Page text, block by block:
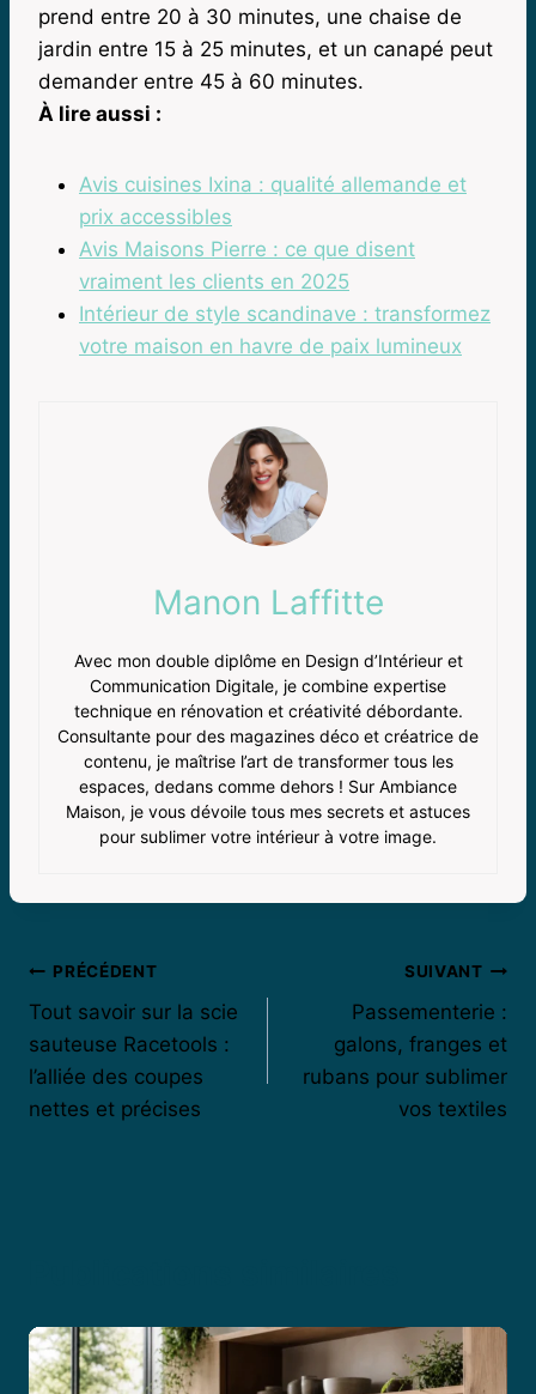
prend entre 20 à 30 minutes, une chaise de
jardin entre 15 à 25 minutes, et un canapé peut
demander entre 45 à 60 minutes.
À lire aussi :
Avis cuisines Ixina : qualité allemande et
prix accessibles
Avis Maisons Pierre : ce que disent
vraiment les clients en 2025
Intérieur de style scandinave : transformez
votre maison en havre de paix lumineux
Manon Laffitte
Avec mon double diplôme en Design d’Intérieur et
Communication Digitale, je combine expertise
technique en rénovation et créativité débordante.
Consultante pour des magazines déco et créatrice de
contenu, je maîtrise l’art de transformer tous les
espaces, dedans comme dehors ! Sur Ambiance
Maison, je vous dévoile tous mes secrets et astuces
pour sublimer votre intérieur à votre image.
Navigation
de
l’article
PRÉCÉDENT
Tout savoir sur la scie
sauteuse Racetools :
l’alliée des coupes
nettes et précises
SUIVANT
Passementerie :
galons, franges et
rubans pour sublimer
vos textiles